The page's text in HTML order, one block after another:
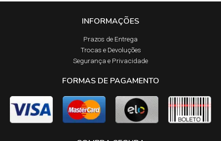
INFORMAÇÕES
Prazos de Entrega​
Trocas e Devoluções​
Segurança e Privacidade
FORMAS DE PAGAMENTO